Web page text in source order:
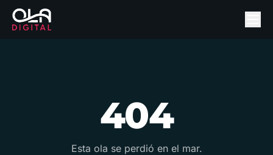
404
Esta ola se perdió en el mar.